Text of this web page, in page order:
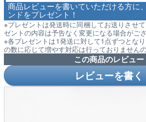
商品レビューを書いていただける方に
ンドをプレゼント！
※プレゼントは発送時に同梱してお送りさせ
ゼントの内容は予告なく変更になる場合がござ
※各プレゼントは1発送に対して1点ずつとな
の数に応じて増やす対応は行っておりません
この商品のレビュー
レビューを書く